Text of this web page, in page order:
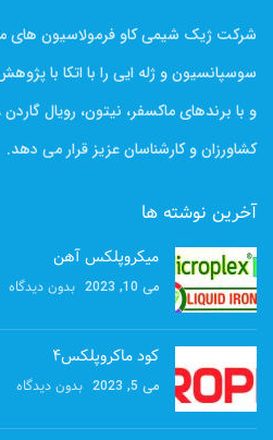
شرکت ژیک شیمی کاو فرمولاسیون های
سوسپانسیون و ژله ایی را با اتکا با
و با برندهای ماکسفر، نیتون، رویال
کشاورزان و کارشناسان عزیز قرار می دهد.
آخرین نوشته ها
میکروپلکس آهن
می 10, 2023 بدون دیدگاه
کود ماکروپلکس۴
می 5, 2023 بدون دیدگاه